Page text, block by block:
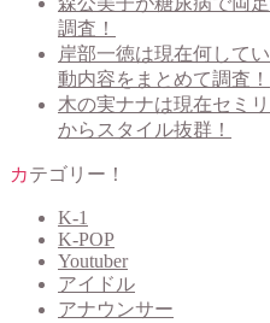
調査！
岸部一徳は現在何して
動内容をまとめて調査！
木の実ナナは現在セミ
からスタイル抜群！
カテゴリー！
K-1
K-POP
Youtuber
アイドル
アナウンサー